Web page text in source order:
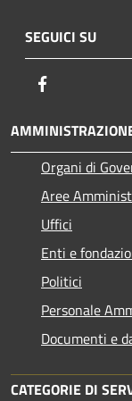
SEGUICI SU
Organi di
Aree
Uffici
Enti e
Politici
Personale
Documenti e
CATEGORIE DI